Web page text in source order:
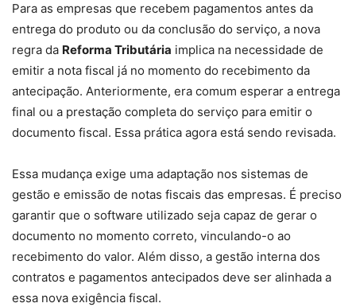
Para as empresas que recebem pagamentos antes da
entrega do produto ou da conclusão do serviço, a nova
regra da Reforma Tributária implica na necessidade de
emitir a nota fiscal já no momento do recebimento da
antecipação. Anteriormente, era comum esperar a entrega
final ou a prestação completa do serviço para emitir o
documento fiscal. Essa prática agora está sendo revisada.
Essa mudança exige uma adaptação nos sistemas de
gestão e emissão de notas fiscais das empresas. É preciso
garantir que o software utilizado seja capaz de gerar o
documento no momento correto, vinculando-o ao
recebimento do valor. Além disso, a gestão interna dos
contratos e pagamentos antecipados deve ser alinhada a
essa nova exigência fiscal.